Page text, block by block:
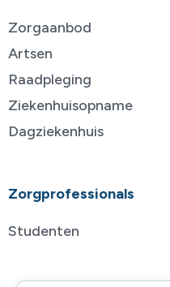
Zorgaanbod
Artsen
Raadpleging
Ziekenhuisopname
Dagziekenhuis
Zorgprofessionals
Studenten